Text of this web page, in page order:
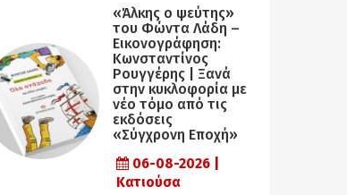
«Άλκης ο ψεύτης»
του Φώντα Λάδη –
Εικονογράφηση:
Κωνσταντίνος
Ρουγγέρης | Ξανά
στην κυκλοφορία με
νέο τόμο από τις
εκδόσεις
«Σύγχρονη Εποχή»
06-08-2026 |
Κατιούσα